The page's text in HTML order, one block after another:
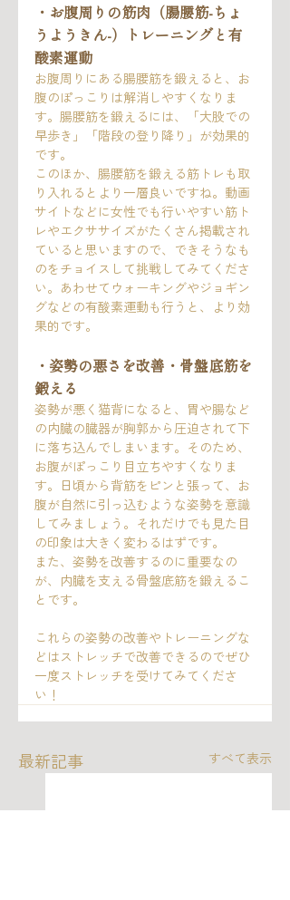
・お腹周りの筋肉（腸腰筋-ちょ
うようきん‐）トレーニングと有
酸素運動
お腹周りにある腸腰筋を鍛えると、お
腹のぽっこりは解消しやすくなりま
す。腸腰筋を鍛えるには、「大股での
早歩き」「階段の登り降り」が効果的
です。
このほか、腸腰筋を鍛える筋トレも取
り入れるとより一層良いですね。動画
サイトなどに女性でも行いやすい筋ト
レやエクササイズがたくさん掲載され
ていると思いますので、できそうなも
のをチョイスして挑戦してみてくださ
い。あわせてウォーキングやジョギン
グなどの有酸素運動も行うと、より効
果的です。
・姿勢の悪さを改善・骨盤底筋を
鍛える
姿勢が悪く猫背になると、胃や腸など
の内臓の臓器が胸郭から圧迫されて下
に落ち込んでしまいます。そのため、
お腹がぽっこり目立ちやすくなりま
す。日頃から背筋をピンと張って、お
腹が自然に引っ込むような姿勢を意識
してみましょう。それだけでも見た目
の印象は大きく変わるはずです。
また、姿勢を改善するのに重要なの
が、内臓を支える骨盤底筋を鍛えるこ
とです。
これらの姿勢の改善やトレーニングな
どはストレッチで改善できるのでぜひ
一度ストレッチを受けてみてくださ
い！
最新記事 すべて表示